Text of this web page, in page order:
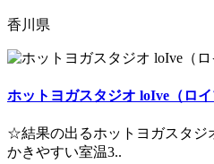
香川県
ホットヨガスタジオ loIve（ロ
☆結果の出るホットヨガスタジ
かきやすい室温3..